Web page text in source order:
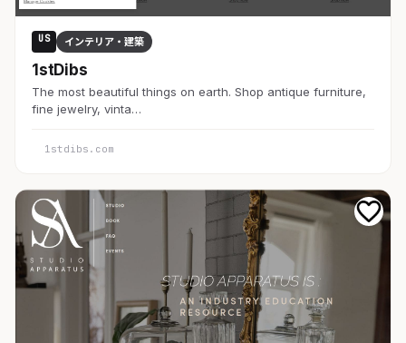
US インテリア・建築
1stDibs
The most beautiful things on earth. Shop antique furniture,
fine jewelry, vinta…
1stdibs.com